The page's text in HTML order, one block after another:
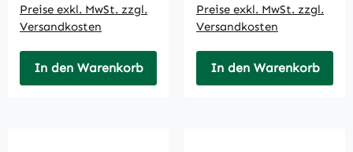
Preise exkl. MwSt. zzgl.
Versandkosten
In den Warenkorb
Preise exkl. MwSt. zzgl.
Versandkosten
In den Warenkorb